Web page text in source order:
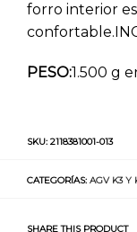
forro interior
PESO:1.500 g
SKU: 2118381001-013
CATEGORÍAS: AGV K3 Y
SHARE THIS PRODUCT